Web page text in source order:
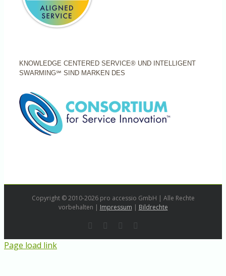
KNOWLEDGE CENTERED SERVICE® UND INTELLIGENT
SWARMING℠ SIND MARKEN DES
Copyright © 2010-2026 pro accessio GmbH | Alle Rechte
vorbehalten | Impressum | Bildrechte
LinkedInInstagram
Page load link